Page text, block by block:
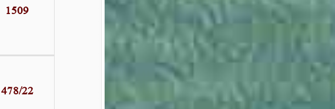
1509
478/22